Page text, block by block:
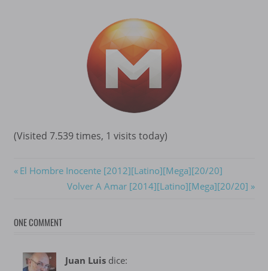
(Visited 7.539 times, 1 visits today)
Navegación
entradas
Previous
El Hombre Inocente [2012][Latino][Mega][20/20]
Next
Volver A Amar [2014][Latino][Mega][20/20]
ONE COMMENT
Juan Luis dice: